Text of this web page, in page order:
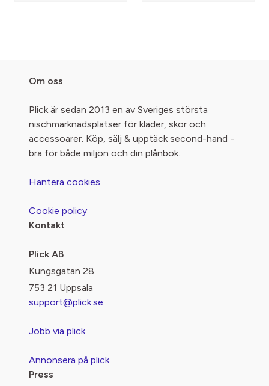
Om oss
Plick är sedan 2013 en av Sveriges största
nischmarknadsplatser för kläder, skor och
accessoarer. Köp, sälj & upptäck second-hand -
bra för både miljön och din plånbok.
Hantera cookies
Cookie policy
Kontakt
Plick AB
Kungsgatan 28
753 21 Uppsala
support@plick.se
Jobb via plick
Annonsera på plick
Press